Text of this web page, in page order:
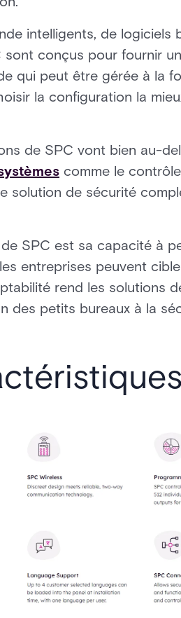
intelligents, de
conçus pour fournir
qui peut être gérée à la
la configuration la
de SPC vont bien au-
comme le
solution de sécurité
SPC est sa capacité à
entreprises peuvent
rend les solutions
des petits bureaux à la